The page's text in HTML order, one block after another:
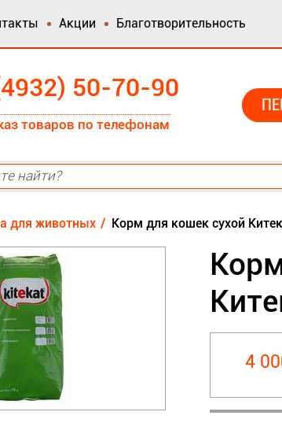
Акции Благотворительность
50-70-90
товаров по телефонам
для животных Корм для кошек сухой
4